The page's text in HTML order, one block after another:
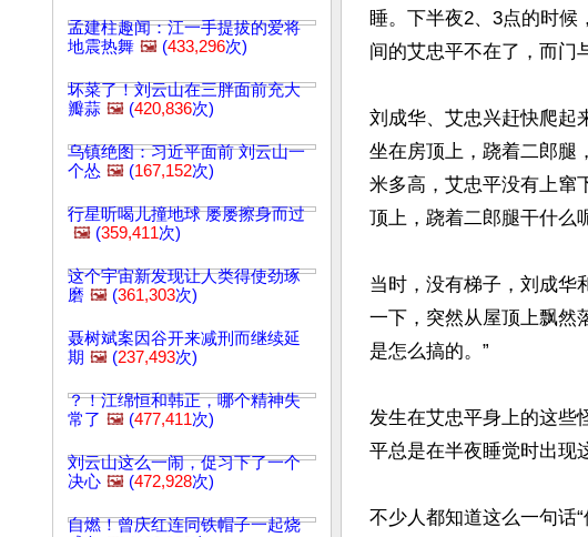
孟建柱趣闻：江一手提拔的爱将
地震热舞 🖼️ (433,296次)
坏菜了！刘云山在三胖面前充大
瓣蒜 🖼️ (420,836次)
乌镇绝图：习近平面前 刘云山一
个怂 🖼️ (167,152次)
行星听喝儿撞地球 屡屡擦身而过
🖼️ (359,411次)
这个宇宙新发现让人类得使劲琢
磨 🖼️ (361,303次)
聂树斌案因谷开来减刑而继续延
期 🖼️ (237,493次)
？！江绵恒和韩正，哪个精神失
常了 🖼️ (477,411次)
刘云山这么一闹，促习下了一个
决心 🖼️ (472,928次)
自燃！曾庆红连同铁帽子一起烧
睡。下半夜2、3点的时候
间的艾忠平不在了，而门
刘成华、艾忠兴赶快爬起
坐在房顶上，跷着二郎腿
米多高，艾忠平没有上窜
顶上，跷着二郎腿干什么
当时，没有梯子，刘成华
一下，突然从屋顶上飘然
是怎么搞的。”
发生在艾忠平身上的这些
平总是在半夜睡觉时出现
不少人都知道这么一句话